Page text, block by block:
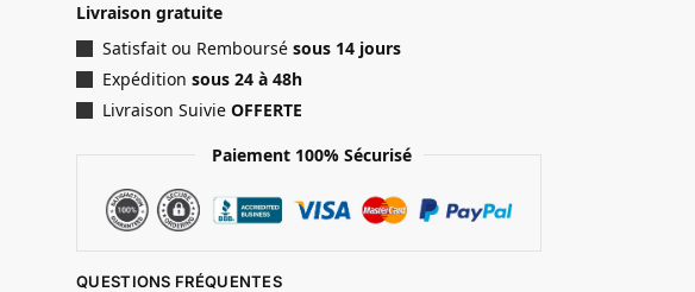
Livraison gratuite
Satisfait ou Remboursésous 14 jours
Expédition sous 24 à 48h
Livraison SuivieOFFERTE
Paiement 100% Sécurisé
QUESTIONS FRÉQUENTES